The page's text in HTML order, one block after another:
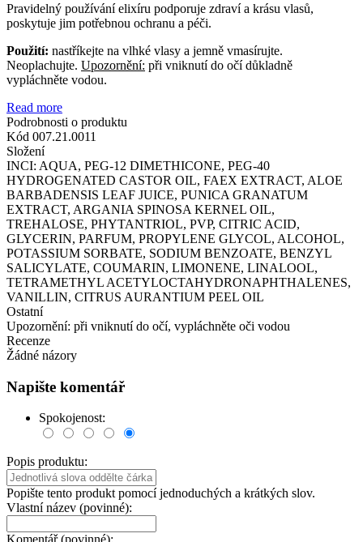
Pravidelný používání elixíru podporuje zdraví a krásu vlasů,
poskytuje jim potřebnou ochranu a péči.
Použití: nastříkejte na vlhké vlasy a jemně vmasírujte.
Neoplachujte. Upozornění: při vniknutí do očí důkladně
vypláchněte vodou.
Read more
Podrobnosti o produktu
Kód 007.21.0011
Složení
INCI: AQUA, PEG-12 DIMETHICONE, PEG-40
HYDROGENATED CASTOR OIL, FAEX EXTRACT, ALOE
BARBADENSIS LEAF JUICE, PUNICA GRANATUM
EXTRACT, ARGANIA SPINOSA KERNEL OIL,
TREHALOSE, PHYTANTRIOL, PVP, CITRIC ACID,
GLYCERIN, PARFUM, PROPYLENE GLYCOL, ALCOHOL,
POTASSIUM SORBATE, SODIUM BENZOATE, BENZYL
SALICYLATE, COUMARIN, LIMONENE, LINALOOL,
TETRAMETHYL ACETYLOCTAHYDRONAPHTHALENES,
VANILLIN, CITRUS AURANTIUM PEEL OIL
Ostatní
Upozornění: při vniknutí do očí, vypláchněte oči vodou
Recenze
Žádné názory
Napište komentář
Spokojenost:
Popis produktu:
Popište tento produkt pomocí jednoduchých a krátkých slov.
Vlastní název (povinné):